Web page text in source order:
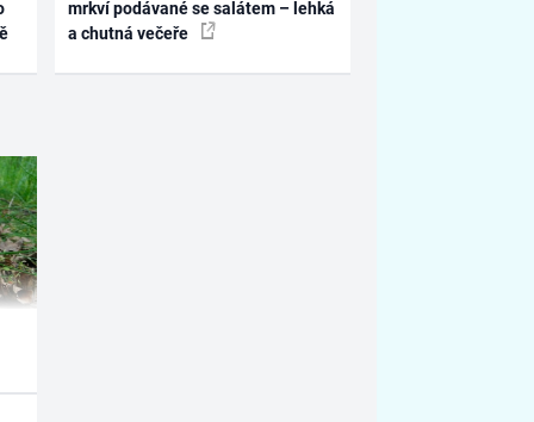
mrkví podávané se salátem – lehká
a chutná večeře